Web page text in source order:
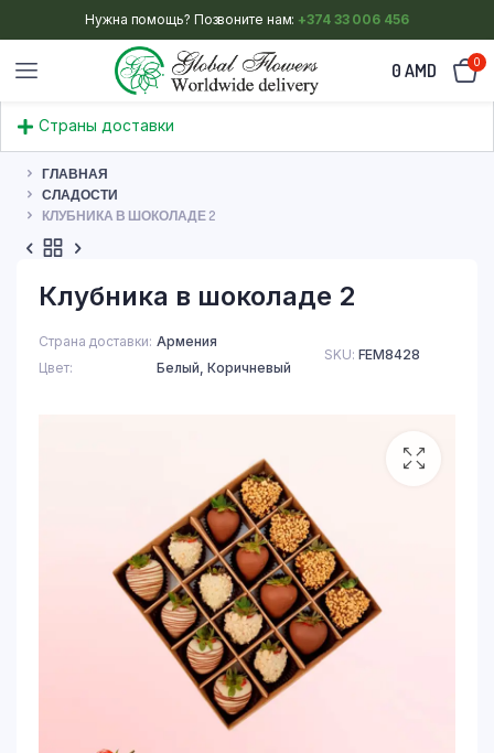
Нужна помощь? Позвоните нам: +374 33 006 456
0 AMD 0
Страны доставки
ГЛАВНАЯ
СЛАДОСТИ
КЛУБНИКА В ШОКОЛАДЕ 2
Клубника в шоколаде 2
Страна доставки Армения
Цвет
Белый, Коричневый
SKU: FEM8428